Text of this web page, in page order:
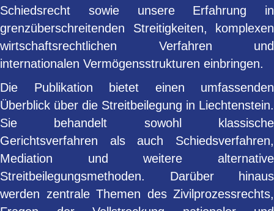
Schiedsrecht sowie unsere Erfahrung in
grenzüberschreitenden Streitigkeiten, komplexen
wirtschaftsrechtlichen Verfahren und
internationalen Vermögensstrukturen einbringen.
Die Publikation bietet einen umfassenden
Überblick über die Streitbeilegung in Liechtenstein.
Sie behandelt sowohl klassische
Gerichtsverfahren als auch Schiedsverfahren,
Mediation und weitere alternative
Streitbeilegungsmethoden. Darüber hinaus
werden zentrale Themen des Zivilprozessrechts,